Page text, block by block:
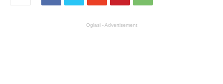
Oglasi - Advertisement